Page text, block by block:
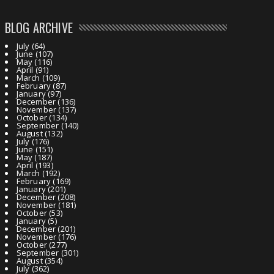
BLOG ARCHIVE
July (64)
June(107)
May(116)
April (91)
March (109)
February(87)
January(97)
December(136)
November(137)
October(134)
September (140)
August(132)
July(176)
June(151)
May(187)
April (193)
March (192)
February(169)
January(201)
December(208)
November(181)
October(53)
January(5)
December(201)
November(176)
October(277)
September (301)
August(354)
July(362)